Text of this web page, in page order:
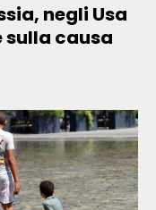
negli Usa
sulla causa